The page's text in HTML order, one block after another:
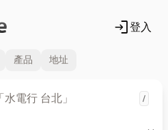
login登入
產品 地址
/